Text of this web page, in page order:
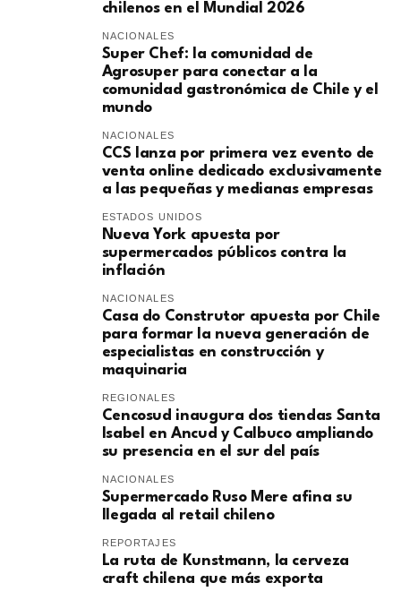
chilenos en el Mundial 2026
NACIONALES
Super Chef: la comunidad de
Agrosuper para conectar a la
comunidad gastronómica de Chile y el
mundo
NACIONALES
CCS lanza por primera vez evento de
venta online dedicado exclusivamente
a las pequeñas y medianas empresas
ESTADOS UNIDOS
Nueva York apuesta por
supermercados públicos contra la
inflación
NACIONALES
Casa do Construtor apuesta por Chile
para formar la nueva generación de
especialistas en construcción y
maquinaria
REGIONALES
Cencosud inaugura dos tiendas Santa
Isabel en Ancud y Calbuco ampliando
su presencia en el sur del país
NACIONALES
Supermercado Ruso Mere afina su
llegada al retail chileno
REPORTAJES
La ruta de Kunstmann, la cerveza
craft chilena que más exporta